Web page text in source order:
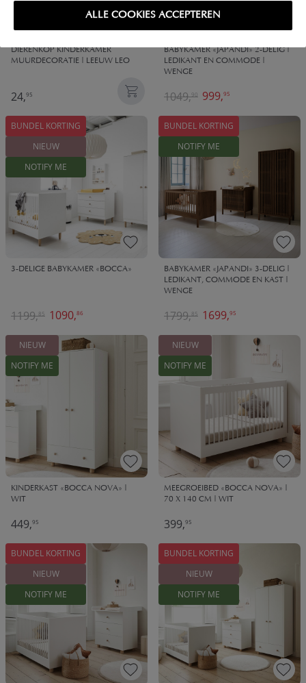
ALLE COOKIES ACCEPTEREN
DIERENKOP KINDERKAMER
MUURDECORATIE | LEEUW LEO
24,95
BABYKAMER «JAPANDI» 2-DELIG |
LEDIKANT EN COMMODE |
WENGE
999,95
1049,90
BUNDEL KORTING
NIEUW
NOTIFY ME
3-DELIGE BABYKAMER «BOCCA»
1090,86
1199,85
BUNDEL KORTING
NOTIFY ME
BABYKAMER «JAPANDI» 3-DELIG |
LEDIKANT, COMMODE EN KAST |
WENGE
1699,95
1799,85
NIEUW
NOTIFY ME
KINDERKAST «BOCCA NOVA» |
WIT
449,95
NIEUW
NOTIFY ME
MEEGROEIBED «BOCCA NOVA» |
70 X 140 CM | WIT
399,95
BUNDEL KORTING
NIEUW
NOTIFY ME
BUNDEL KORTING
NIEUW
NOTIFY ME